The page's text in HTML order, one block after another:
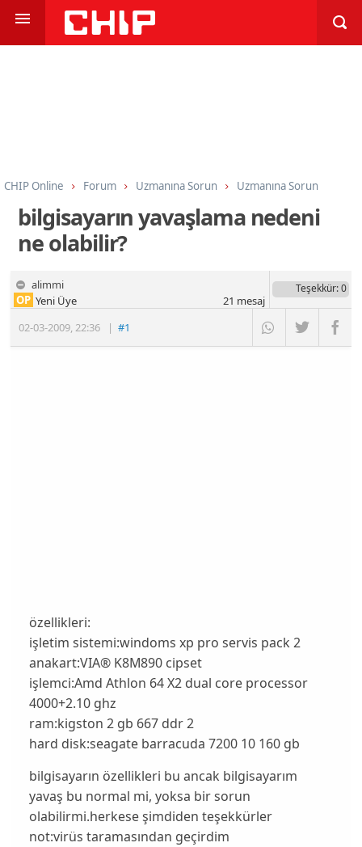
CHIP Online Forum Uzmanına Sorun Uzmanına Sorun
bilgisayarın yavaşlama nedeni
ne olabilir?
alimmi
02-03-2009,22:36 |#1
OP Yeni Üye
Teşekkür: 0
21 mesaj
özellikleri:
işletim sistemi:windoms xp pro servis pack 2
anakart:VIA® K8M890 cipset
işlemci:Amd Athlon 64 X2 dual core processor
4000+2.10 ghz
ram:kigston 2 gb 667 ddr 2
hard disk:seagate barracuda 7200 10 160 gb
bilgisayarın özellikleri bu ancak bilgisayarım
yavaş bu normal mi, yoksa bir sorun
olabilirmi.herkese şimdiden teşekkürler
not:virüs taramasından geçirdim